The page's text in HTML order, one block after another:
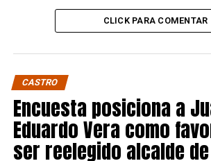
CLICK PARA COMENTAR
CASTRO
Encuesta posiciona a
Eduardo Vera como
ser reelegido alcalde